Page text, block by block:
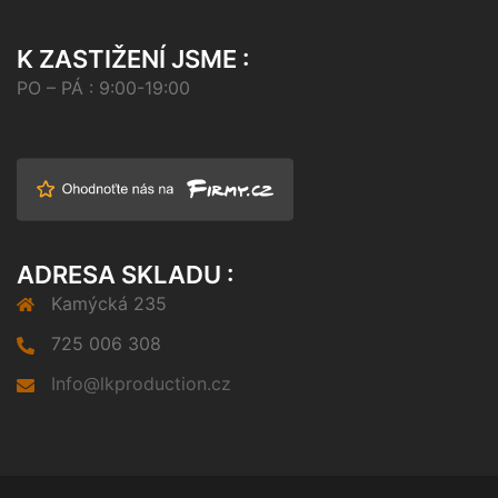
K ZASTIŽENÍ JSME :
PO – PÁ : 9:00-19:00
ADRESA SKLADU :
Kamýcká 235
725 006 308
Info@lkproduction.cz